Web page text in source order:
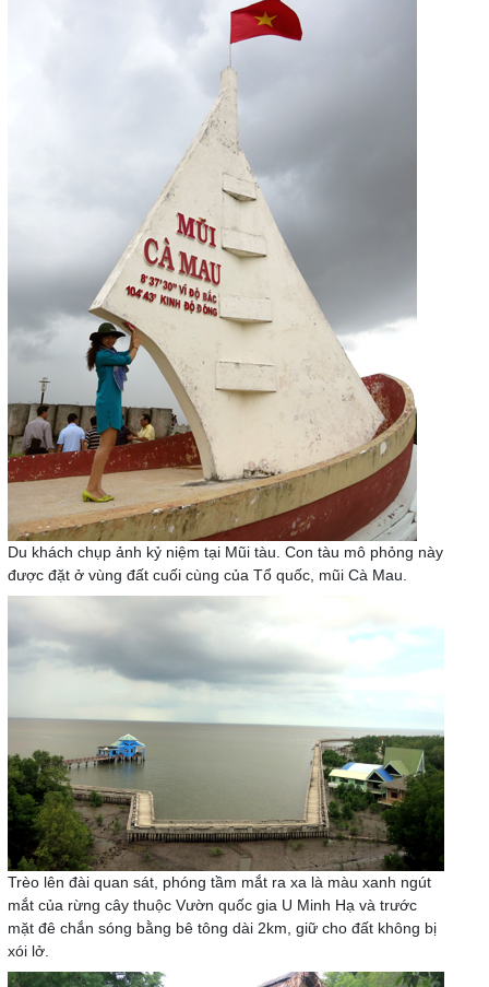
Du khách chụp ảnh kỷ niệm tại Mũi tàu. Con tàu mô phỏng này
được đặt ở vùng đất cuối cùng của Tổ quốc, mũi Cà Mau.
Trèo lên đài quan sát, phóng tầm mắt ra xa là màu xanh ngút
mắt của rừng cây thuộc Vườn quốc gia U Minh Hạ và trước
mặt đê chắn sóng bằng bê tông dài 2km, giữ cho đất không bị
xói lở.